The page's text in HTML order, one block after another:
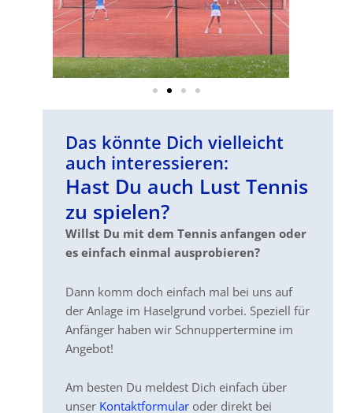
Das könnte Dich vielleicht
auch interessieren:
Hast Du auch Lust Tennis
zu spielen?
Willst Du mit dem Tennis anfangen oder
es einfach einmal ausprobieren?
Dann komm doch einfach mal bei uns auf
der Anlage im Haselgrund vorbei. Speziell für
Anfänger haben wir Schnuppertermine im
Angebot!
Am besten Du meldest Dich einfach über
unser Kontaktformularoder direkt bei